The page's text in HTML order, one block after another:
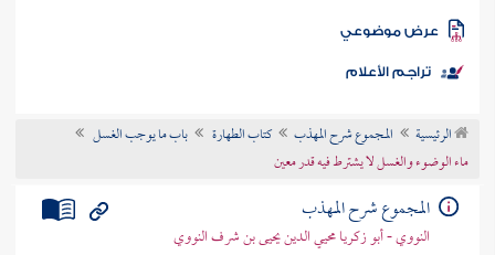
الكتب
موضوعي
تراجم الأعلام
الرئيسية المجموع شرح المهذب كتاب الطهارة
باب ما يوجب الغسل
ماء الوضوء والغسل لا يشترط فيه قدر معين
المجموع شرح المهذب
النووي - أبو زكريا محيي الدين يحيى بن شرف النووي